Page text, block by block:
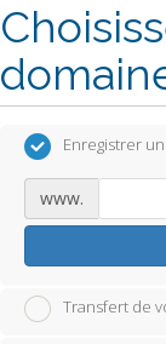
Enregistrer
www.
Transfert de